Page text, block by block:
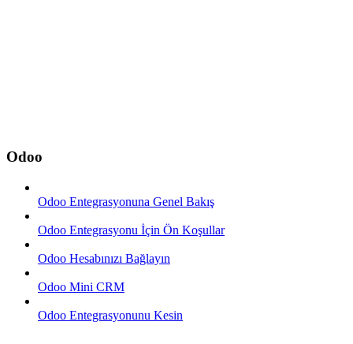
Odoo
Odoo Entegrasyonuna Genel Bakış
Odoo Entegrasyonu İçin Ön Koşullar
Odoo Hesabınızı Bağlayın
Odoo Mini CRM
Odoo Entegrasyonunu Kesin